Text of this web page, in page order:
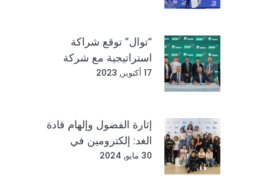
الفورمولا إي
“توال” توقع شراكة
استراتيجية مع شركة
“الكترومين” لتمكين البنية
17 أكتوبر, 2023
إثارة الفضول وإلهام قادة
الغد: إلكترومين في
أكاديمية نهضة
30 مايو, 2024